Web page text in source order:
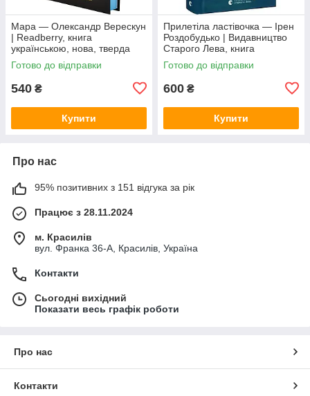
Мара — Олександр Верескун
| Readberry, книга
українською, нова, тверда
Готово до відправки
540 ₴
Купити
Прилетіла ластівочка — Ірен
Роздобудько | Видавництво
Старого Лева, книга
українською, нова, тверда
Готово до відправки
600 ₴
Купити
Про нас
95% позитивних з 151 відгука за рік
Працює з 28.11.2024
м. Красилів
вул. Франка 36-А, Красилів, Україна
Контакти
Сьогодні вихідний
Показати весь графік роботи
Про нас
Контакти